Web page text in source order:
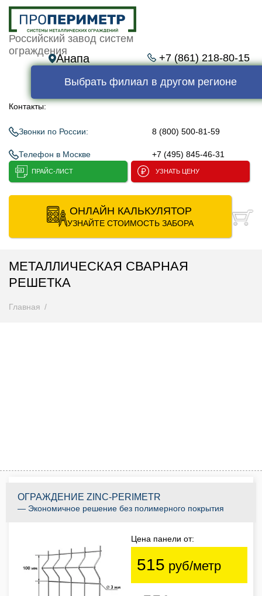
Российский завод систем
ограждения
Анапа +7 (861) 218-80-15
Выбрать филиал в другом регионе
Контакты:
Звонки по России: 8 (800) 500-81-59
Телефон в Москве +7 (495) 845-46-31
ПРАЙС-ЛИСТ УЗНАТЬ ЦЕНУ
ОНЛАЙН КАЛЬКУЛЯТОР
УЗНАЙТЕ СТОИМОСТЬ ЗАБОРА
МЕТАЛЛИЧЕСКАЯ СВАРНАЯ
РЕШЕТКА
Главная
ОГРАЖДЕНИЕ ZINC-PERIMETR
— Экономичное решение без полимерного покрытия
Цена панели от:
515 руб/метр